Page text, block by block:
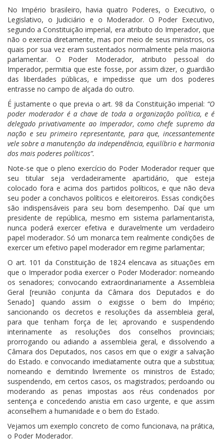
No Império brasileiro, havia quatro Poderes, o Executivo, o
Legislativo, o Judiciário e o Moderador. O Poder Executivo,
segundo a Constituição imperial, era atributo do Imperador, que
não o exercia diretamente, mas por meio de seus ministros, os
quais por sua vez eram sustentados normalmente pela maioria
parlamentar. O Poder Moderador, atributo pessoal do
Imperador, permitia que este fosse, por assim dizer, o guardião
das liberdades públicas, e impedisse que um dos poderes
entrasse no campo de alçada do outro.
É justamente o que previa o art. 98 da Constituição imperial: “O
poder moderador é a chave de toda a organização política, e é
delegado privativamente ao Imperador, como chefe supremo da
nação e seu primeiro representante, para que, incessantemente
vele sobre a manutenção da independência, equilíbrio e harmonia
dos mais poderes políticos”.
Note-se que o pleno exercício do Poder Moderador requer que
seu titular seja verdadeiramente apartidário, que esteja
colocado fora e acima dos partidos políticos, e que não deva
seu poder a conchavos políticos e eleitoreiros. Essas condições
são indispensáveis para seu bom desempenho. Daí que um
presidente de república, mesmo em sistema parlamentarista,
nunca poderá exercer efetiva e duravelmente um verdadeiro
papel moderador. Só um monarca tem realmente condições de
exercer um efetivo papel moderador em regime parlamentar;
O art. 101 da Constituição de 1824 elencava as situações em
que o Imperador podia exercer o Poder Moderador: nomeando
os senadores; convocando extraordinariamente a Assembleia
Geral [reunião conjunta da Câmara dos Deputados e do
Senado] quando assim o exigisse o bem do Império;
sancionando os decretos e resoluções da assembleia geral,
para que tenham força de lei; aprovando e suspendendo
interinamente as resoluções dos conselhos provinciais;
prorrogando ou adiando a assembleia geral, e dissolvendo a
Câmara dos Deputados, nos casos em que o exigir a salvação
do Estado. e convocando imediatamente outra que a substitua;
nomeando e demitindo livremente os ministros de Estado;
suspendendo, em certos casos, os magistrados; perdoando ou
moderando as penas impostas aos réus condenados por
sentença e concedendo anistia em caso urgente, e que assim
aconselhem a humanidade e o bem do Estado.
Vejamos um exemplo concreto de como funcionava, na prática,
o Poder Moderador.